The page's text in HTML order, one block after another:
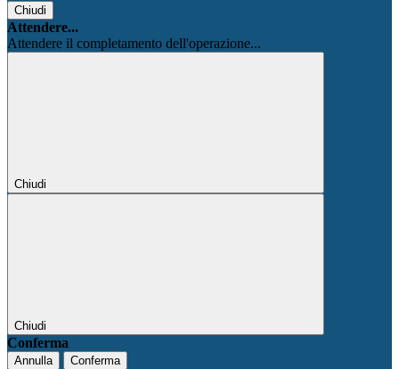
Chiudi
Attendere...
Attendere il completamento dell'operazione...
Chiudi
Chiudi
Conferma
Annulla Conferma